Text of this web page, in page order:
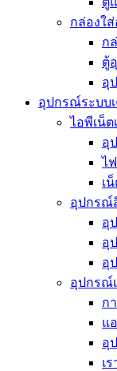
กล่องใ
ก
ตู้
อุ
อุปกรณ์ระบบ
ไอพีเน็ต
อุ
ไ
เ
อุปกรณ์
อุ
อุ
อุ
อุปกรณ์
ก
แ
อุ
เ